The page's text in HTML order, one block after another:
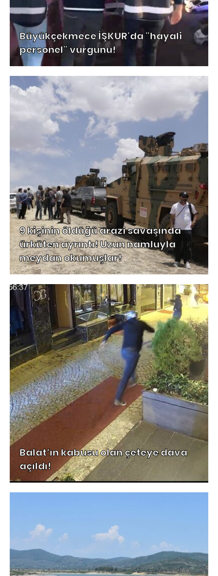
Büyükçekmece İŞKUR'da "hayali
personel" vurgunu!
9 kişinin öldüğü arazi savaşında
ürküten ayrıntı! Uzun namluyla
meydan okumuşlar!
Balat’ın kabusu olan çeteye dava
açıldı!